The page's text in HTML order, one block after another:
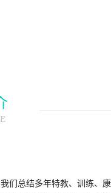
们总结多年特教、训练、